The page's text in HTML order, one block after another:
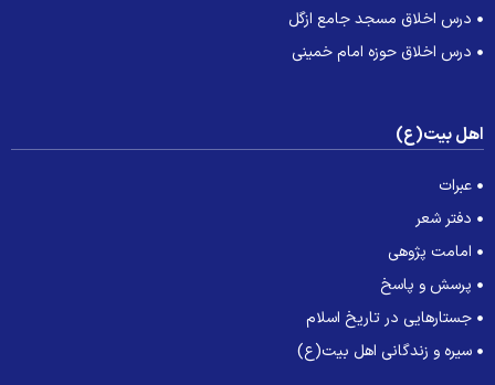
درس اخلاق مسجد جامع ازگل
درس اخلاق حوزه امام خمینی
بیت(ع)
عبرات
دفتر شعر
امامت پژوهی
پرسش و پاسخ
جستارهایی در تاریخ اسلام
سیره و زندگانی اهل بیت(ع)